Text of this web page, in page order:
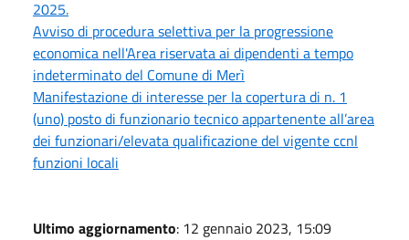
2025.
Avviso di procedura selettiva per la progressione
economica nell'Area riservata ai dipendenti a tempo
indeterminato del Comune di Merì
Manifestazione di interesse per la copertura di n. 1
(uno) posto di funzionario tecnico appartenente all’area
dei funzionari/elevata qualificazione del vigente ccnl
funzioni locali
Ultimo aggiornamento: 12 gennaio 2023, 15:09